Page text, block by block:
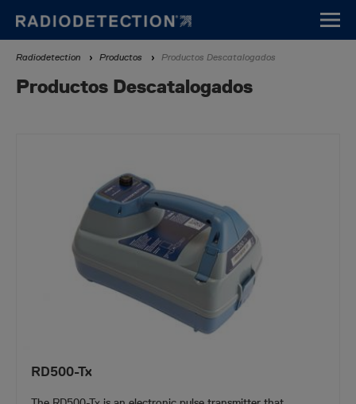
contenido
principal
Sobrescribir
enlaces
de
Radiodetection Productos Productos Descatalogados
Productos Descatalogados
RD500-Tx